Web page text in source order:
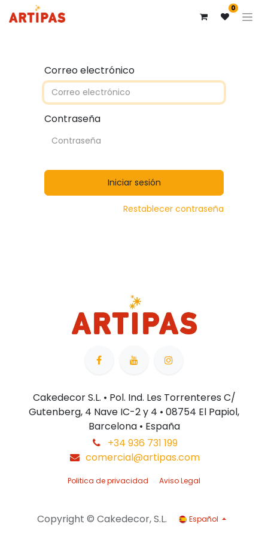
0
Correo electrónico
Contraseña
Iniciar sesión
Restablecer contraseña
Cakedecor S.L. • Pol. Ind. Les Torrenteres C/
Gutenberg, 4 Nave IC-2 y 4 • 08754 El Papiol,
Barcelona • España
+34 936 731 199
comercial@artipas.com
Politica de privacidad Aviso Legal
Copyright © Cakedecor, S.L. Español